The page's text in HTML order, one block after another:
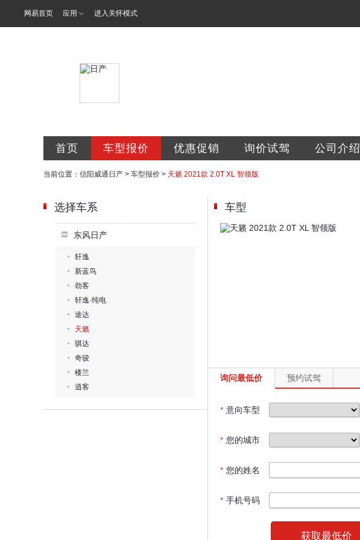
网易首页 应用 进入关怀模式
首页 车型报价 优惠促销 询价试驾 公司介绍
当前位置： 信阳威通日产 > 车型报价 > 天籁 2021款 2.0T XL 智领版
选择车系
东风日产
轩逸
新蓝鸟
劲客
轩逸·纯电
途达
天籁
骐达
奇骏
楼兰
逍客
车型
询问最低价 预约试驾
* 意向车型
* 您的城市
* 您的姓名
* 手机号码
获取最低价